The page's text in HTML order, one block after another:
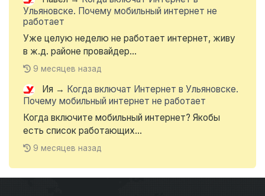
Ульяновске. Почему мобильный интернет не
работает
Уже целую неделю не работает интернет, живу
в ж.д. районе провайдер...
9 месяцев назад
Ия → Когда включат Интернет в Ульяновске.
Почему мобильный интернет не работает
Когда включите мобильный интернет? Якобы
есть список работающих...
9 месяцев назад